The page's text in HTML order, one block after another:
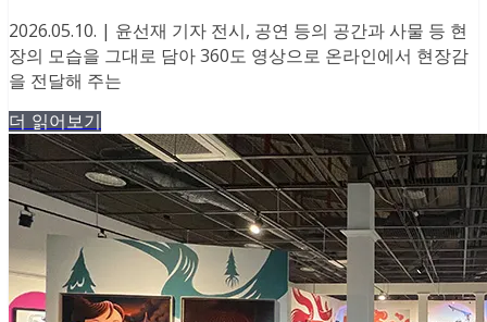
2026.05.10. | 윤선재 기자 전시, 공연 등의 공간과 사물 등 현
장의 모습을 그대로 담아 360도 영상으로 온라인에서 현장감
을 전달해 주는
더 읽어보기